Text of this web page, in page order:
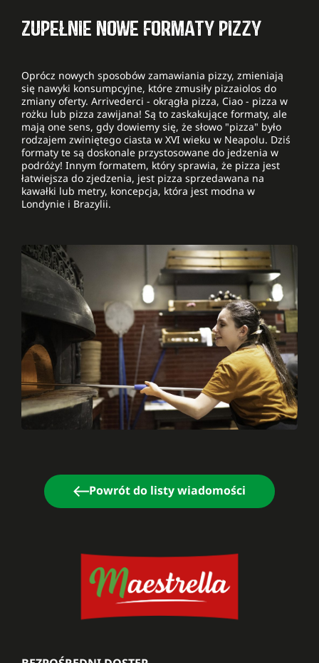
ZUPEŁNIE NOWE FORMATY PIZZY
Oprócz nowych sposobów zamawiania pizzy, zmieniają
się nawyki konsumpcyjne, które zmusiły pizzaiolos do
zmiany oferty. Arrivederci - okrągła pizza, Ciao - pizza w
rożku lub pizza zawijana! Są to zaskakujące formaty, ale
mają one sens, gdy dowiemy się, że słowo "pizza" było
rodzajem zwiniętego ciasta w XVI wieku w Neapolu. Dziś
formaty te są doskonale przystosowane do jedzenia w
podróży! Innym formatem, który sprawia, że pizza jest
łatwiejsza do zjedzenia, jest pizza sprzedawana na
kawałki lub metry, koncepcja, która jest modna w
Londynie i Brazylii.
Powrót do listy wiadomości